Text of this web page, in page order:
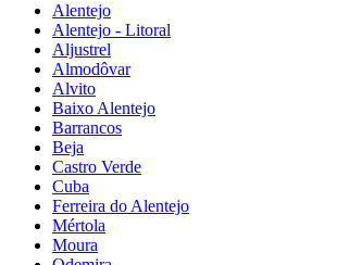
Alentejo
Alentejo - Litoral
Aljustrel
Almodôvar
Alvito
Baixo Alentejo
Barrancos
Beja
Castro Verde
Cuba
Ferreira do Alentejo
Mértola
Moura